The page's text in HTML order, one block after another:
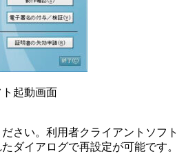
起動画面
さい。利用者クライアントソフト
ダイアログで再設定が可能です。